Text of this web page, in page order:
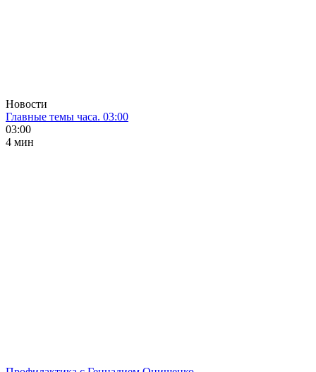
Новости
Главные темы часа. 03:00
03:00
4 мин